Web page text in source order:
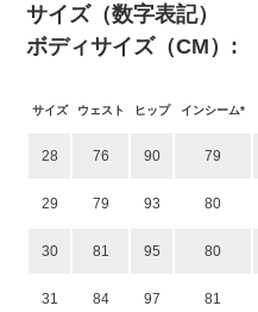
サイズ（数字表記）
ボディサイズ（CM）:
サイズ ウェスト ヒップ インシーム*
28 76 90 79
29 79 93 80
30 81 95 80
31 84 97 81